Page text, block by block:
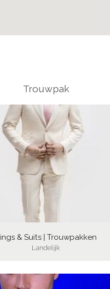
Trouwpak
& Suits | Trouwpakken
Landelijk